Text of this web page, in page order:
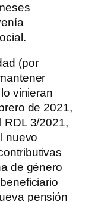
(por
vinieran
de 2021,
RDL 3/2021,
nuevo
de género
pensión